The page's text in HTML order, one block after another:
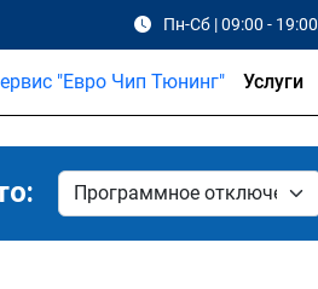
Пн-Сб | 09:00 - 19:00
Услуги